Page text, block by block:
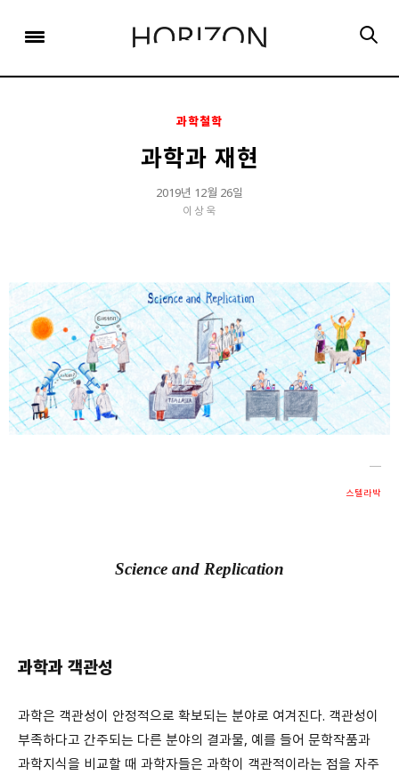
과학철학
과학과 재현
2019년 12월 26일
이상욱
스텔라박
Science and Replication
과학과 객관성
과학은 객관성이 안정적으로 확보되는 분야로 여겨진다. 객관성이
부족하다고 간주되는 다른 분야의 결과물, 예를 들어 문학작품과
과학지식을 비교할 때 과학자들은 과학이 객관적이라는 점을 자주
x
로그인
소셜 계정으로 로그인할 수 있습니다.
비밀번호 찾기
SIGN UP
회원 가입을 통해 더 많은 정보를 받아보세요.
02
인증 메일이 발송 되었습니다.
발송된 인증 메일에서 링크를 통해
회원 가입을 완료해 주세요.
SIGN UP
회원정보입력
02
이메일 인증
이메일 인증이 완료되었습니다.
홈 로그인
SIGN UP
회원 가입을 통해 더 많은 정보를 받아보세요.
02
8자 이상의 영문자와 숫자 조합으로 작성해 주세요.
회원가입 약관 동의 상세보기